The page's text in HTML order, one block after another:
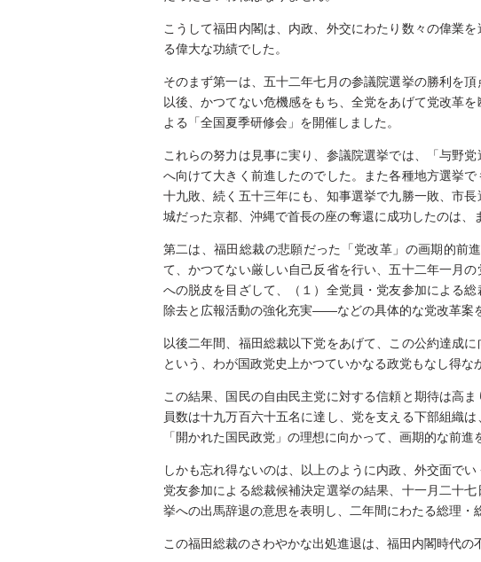
こうして福田内閣は、内政、外交にわたり数々の偉業
る偉大な功績でした。
そのまず第一は、五十二年七月の参議院選挙の勝利を
以後、かつてない危機感をもち、全党をあげて党改革
よる「全国夏季研修会」を開催しました。
これらの努力は見事に実り、参議院選挙では、「与野
へ向けて大きく前進したのでした。また各種地方選挙
十九敗、続く五十三年にも、知事選挙で九勝一敗、市
城だった京都、沖縄で首長の座の奪還に成功したのは、
第二は、福田総裁の悲願だった「党改革」の画期的前
て、かつてない厳しい自己反省を行い、五十二年一月
への脱皮を目ざして、（１）全党員・党友参加による
除去と広報活動の強化充実――などの具体的な党改革案
以後二年間、福田総裁以下党をあげて、この公約達成
という、わが国政党史上かつていかなる政党もなし得
この結果、国民の自由民主党に対する信頼と期待は高
員数は十九万百六十五名に達し、党を支える下部組織
「開かれた国民政党」の理想に向かって、画期的な前進
しかも忘れ得ないのは、以上のように内政、外交面で
党友参加による総裁候補決定選挙の結果、十一月二十
挙への出馬辞退の意思を表明し、二年間にわたる総理・
この福田総裁のさわやかな出処進退は、福田内閣時代の